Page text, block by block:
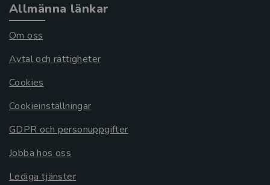
Allmänna länkar
Om oss
Avtal och rättigheter
Cookies
Cookieinställningar
GDPR och personuppgifter
Jobba hos oss
Lediga tjänster